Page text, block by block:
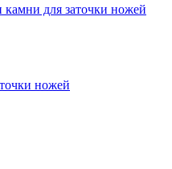
для заточки ножей
ножей